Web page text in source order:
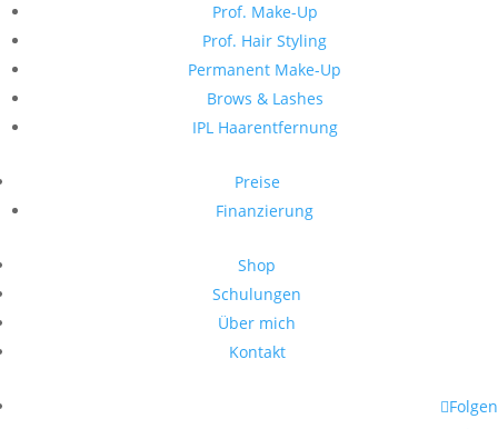
Prof. Make-Up
Prof. Hair Styling
Permanent Make-Up
Brows & Lashes
IPL Haarentfernung
Preise
Finanzierung
Shop
Schulungen
Über mich
Kontakt
Folgen